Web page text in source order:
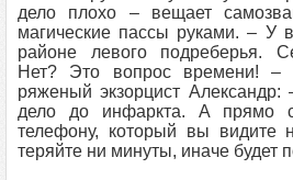
дело плохо – вещает
магические пассы руками. – У
районе левого подреберья.
Нет? Это вопрос времени! –
ряженый экзорцист
дело до инфаркта. А прямо
телефону, который вы
теряйте ни минуты, иначе будет